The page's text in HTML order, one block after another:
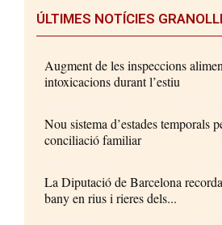
ÚLTIMES NOTÍCIES
Augment de les inspeccions
intoxicacions durant l’estiu
Nou sistema d’estades temporals
conciliació familiar
La Diputació de Barcelona
bany en rius i rieres dels...